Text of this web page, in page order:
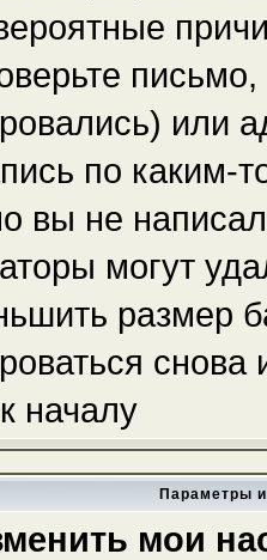
или
по каким-
вы не
могут
размер
началу
Параметры
мои